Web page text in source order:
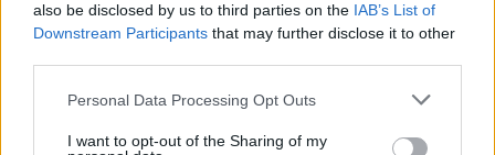
also be disclosed by us to third parties on the IAB’s List of
Downstream Participants that may further disclose it to other
Personal Data Processing Opt Outs
I want to opt-out of the Sharing of my
compleanno, uno show per la tv o un film?
«Allora, dovrebbe dire: "Lui sarebbe disposto
anche a ballare nudo la notte di Natale". Io ho
un grande prestigio del passato ma in
televisione non farei i numeri. Quindi niente.
Non mi fanno fare neppure Uno Mattina, il